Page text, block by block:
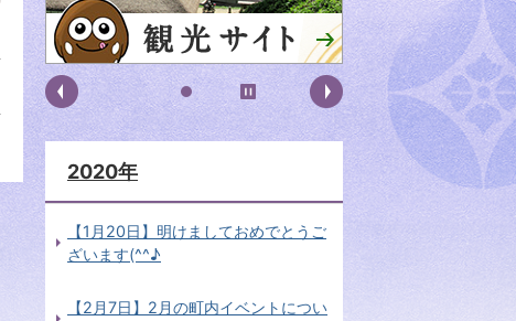
2020年
【1月20日】明けましておめでとうご
ざいます(^^♪
【2月7日】2月の町内イベントについ